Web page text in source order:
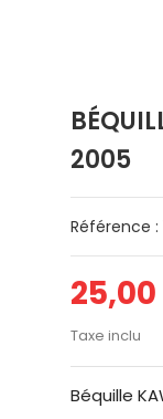
2005
Référence :
Taxe inclu
Béquille